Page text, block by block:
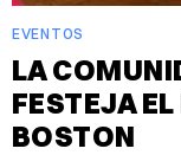
EVENTOS
LA
FESTEJA
BOSTON